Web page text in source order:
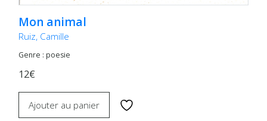
Mon animal
Ruiz, Camille
Genre : poesie
12€
Ajouter au panier